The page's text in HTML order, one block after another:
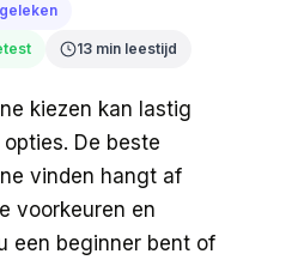
13 min leestijd
kiezen kan lastig
De beste
vinden hangt af
voorkeuren en
een beginner bent of